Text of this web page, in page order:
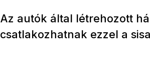
Az autók által létrehozott
csatlakozhatnak ezzel a